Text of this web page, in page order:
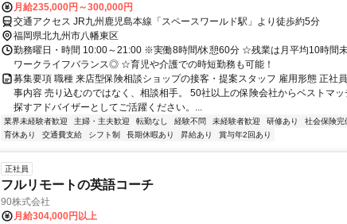
月給235,000円～300,000円
交通アクセス JR九州鹿児島本線「スペースワールド駅」より徒歩約5分
福岡県北九州市八幡東区
勤務曜日・時間 10:00～21:00 ※実働8時間/休憩60分 ☆残業は月平均10時間
ワークライフバランス◎ ☆育児や介護での時短勤務も可能！
募集要項 職種 来店型保険相談ショップの接客・提案スタッフ 雇用形態 正社
事内容 売り込むのではなく、相談相手。 50社以上の保険会社からベストマッ
探すアドバイザーとしてご活躍ください。...
業界未経験者歓迎 主婦・主夫歓迎 転勤なし 経験不問 未経験者歓迎 研修あり
社会保険完
育休あり
交通費支給 シフト制 長期休暇あり 昇給あり 賞与年2回あり
正社員
フルリモートの英語コーチ
90株式会社
月給304,000円以上